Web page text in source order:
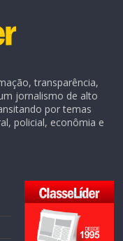
transparência,
jornalismo de alto
por temas
policial, econômia e